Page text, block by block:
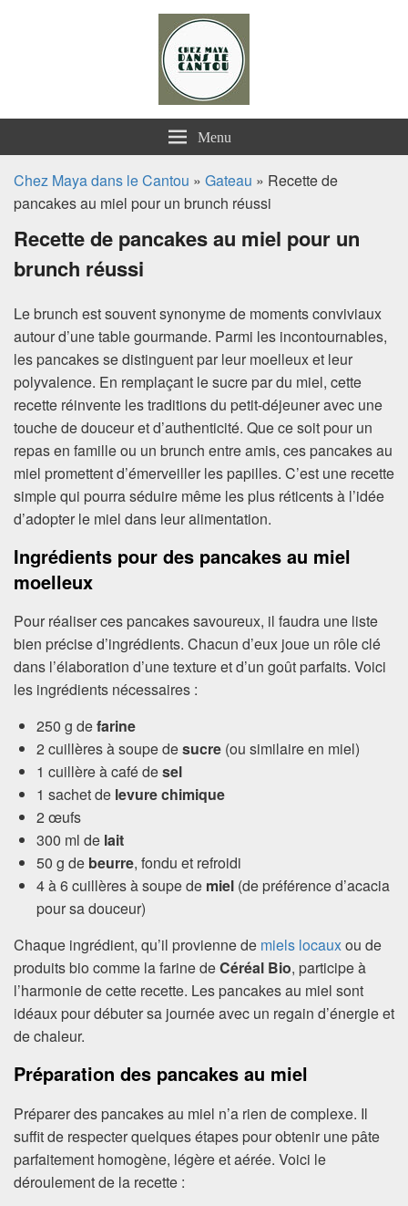
Chez Maya dans le Cantou
Menu
Chez Maya dans le Cantou » Gateau » Recette de
pancakes au miel pour un brunch réussi
Recette de pancakes au miel pour un
brunch réussi
Le brunch est souvent synonyme de moments conviviaux
autour d’une table gourmande. Parmi les incontournables,
les pancakes se distinguent par leur moelleux et leur
polyvalence. En remplaçant le sucre par du miel, cette
recette réinvente les traditions du petit-déjeuner avec une
touche de douceur et d’authenticité. Que ce soit pour un
repas en famille ou un brunch entre amis, ces pancakes au
miel promettent d’émerveiller les papilles. C’est une recette
simple qui pourra séduire même les plus réticents à l’idée
d’adopter le miel dans leur alimentation.
Ingrédients pour des pancakes au miel
moelleux
Pour réaliser ces pancakes savoureux, il faudra une liste
bien précise d’ingrédients. Chacun d’eux joue un rôle clé
dans l’élaboration d’une texture et d’un goût parfaits. Voici
les ingrédients nécessaires :
250 g defarine
2 cuillères à soupe desucre (ou similaire en miel)
1 cuillère à café desel
1 sachet de levure chimique
2 œufs
300 ml de lait
50 g de beurre, fondu et refroidi
4 à 6 cuillères à soupe de miel (de préférence d’acacia
pour sa douceur)
Chaque ingrédient, qu’il provienne de miels locauxou de
produits bio comme la farine deCéréal Bio, participe à
l’harmonie de cette recette. Les pancakes au miel sont
idéaux pour débuter sa journée avec un regain d’énergie et
de chaleur.
Préparation des pancakes au miel
Préparer des pancakes au miel n’a rien de complexe. Il
suffit de respecter quelques étapes pour obtenir une pâte
parfaitement homogène, légère et aérée. Voici le
déroulement de la recette :